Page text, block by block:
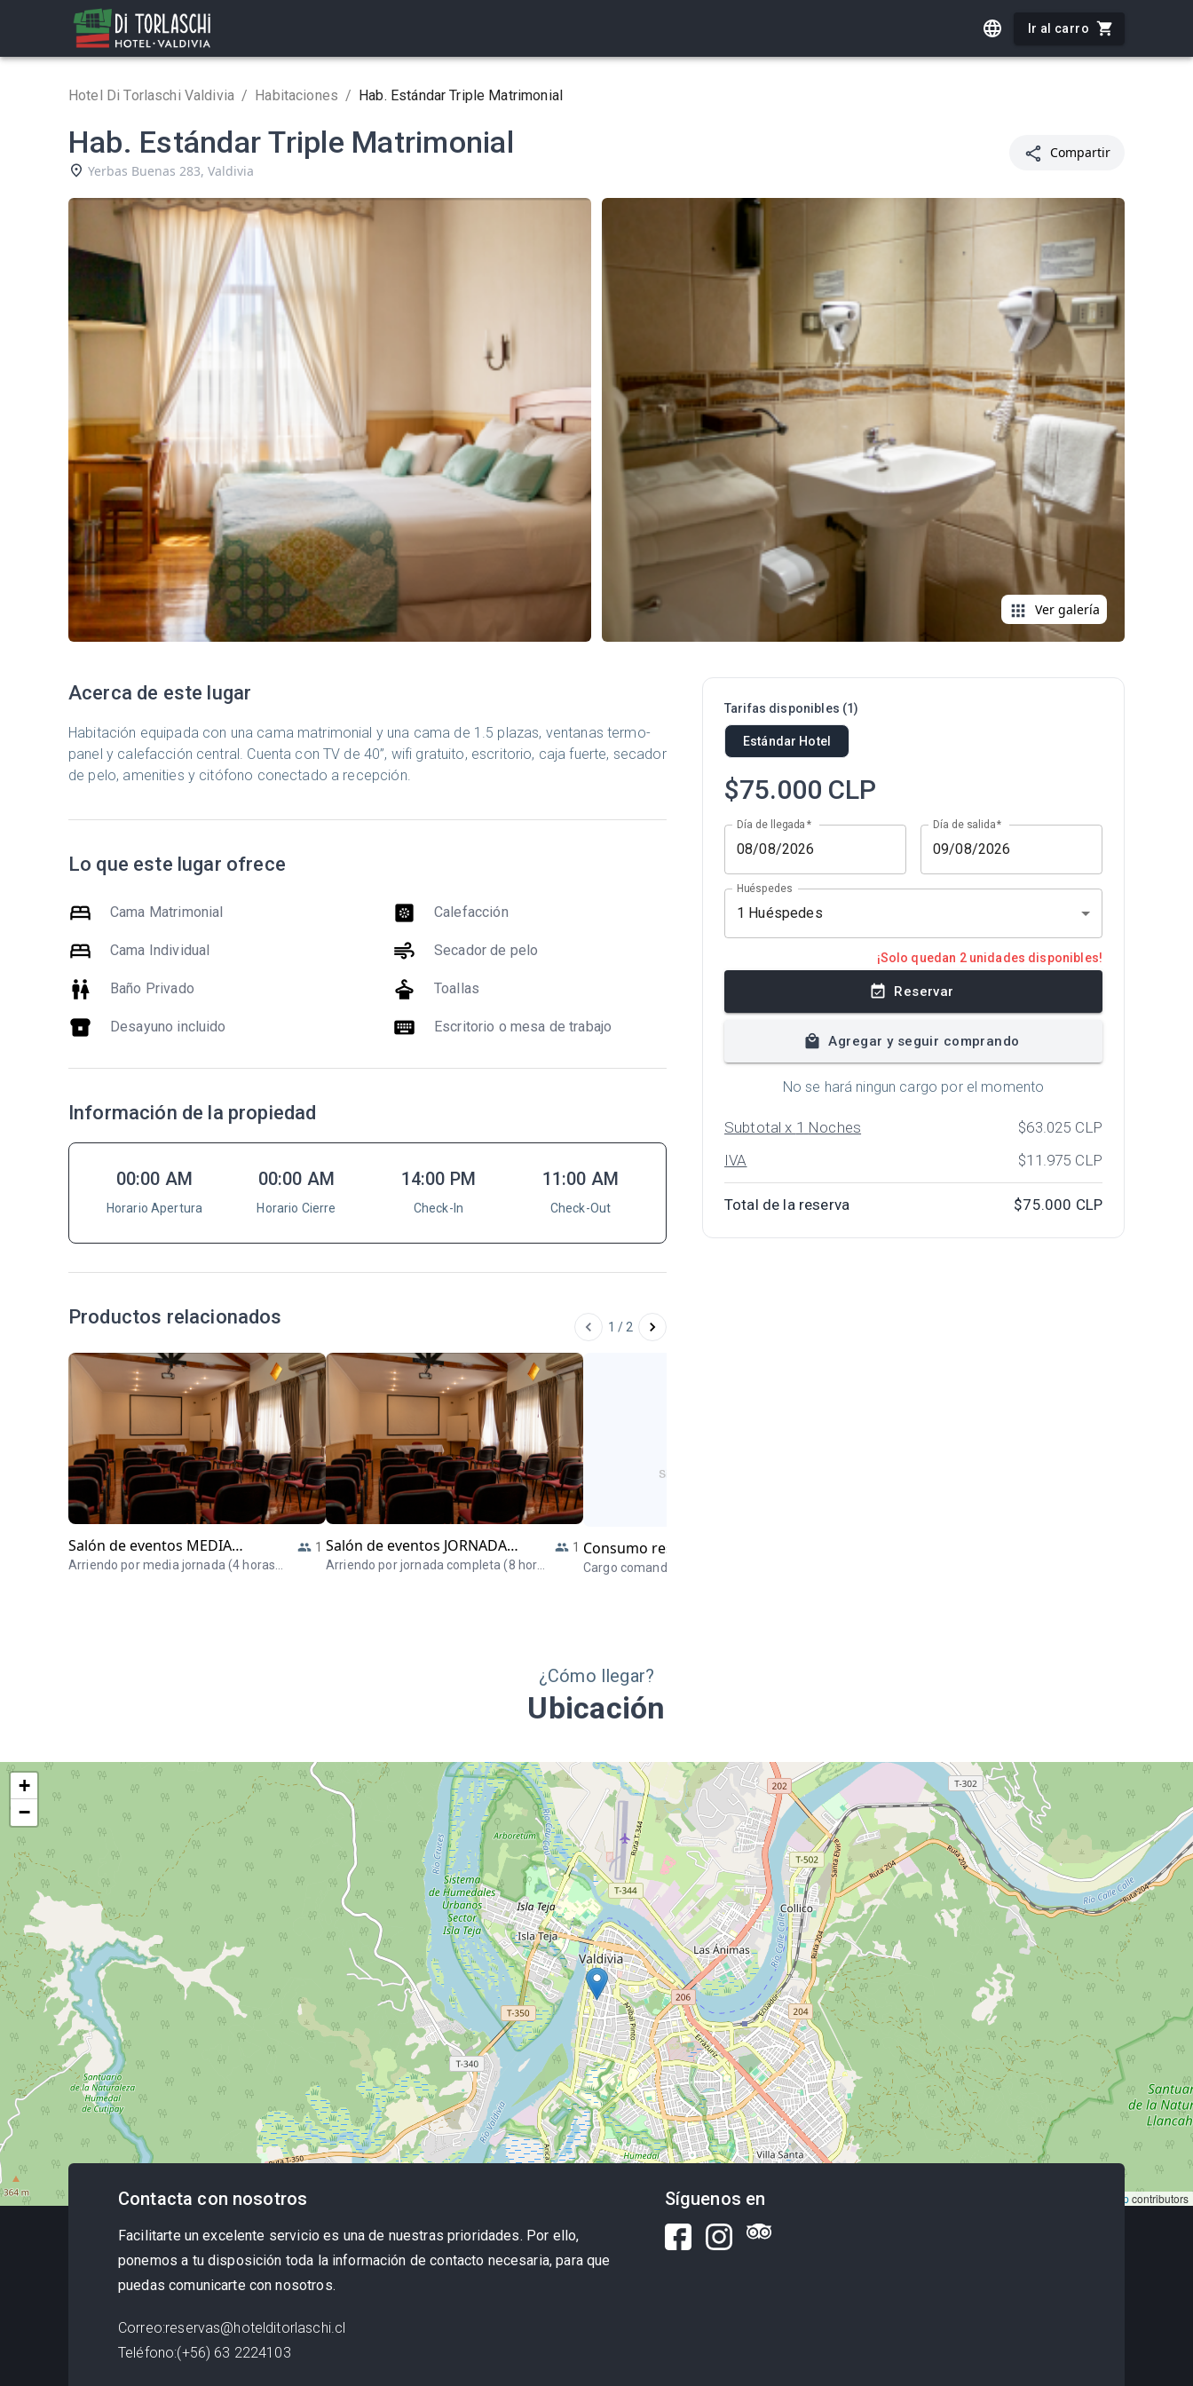
Ir al carro
Hotel Di Torlaschi Valdivia / Habitaciones / Hab. Estándar Triple Matrimonial
Hab. Estándar Triple Matrimonial
Yerbas Buenas 283, Valdivia
Compartir
Ver galería
Acerca de este lugar
Habitación equipada con una cama matrimonial y una cama de 1.5 plazas, ventanas termo-
panel y calefacción central. Cuenta con TV de 40”, wifi gratuito, escritorio, caja fuerte, secador
de pelo, amenities y citófono conectado a recepción.
Lo que este lugar ofrece
bed Cama Matrimonial
bed Cama Individual
wc Baño Privado
breakfast_dining Desayuno incluido
heat_pump Calefacción
air Secador de pelo
dry_cleaning Toallas
keyboard Escritorio o mesa de trabajo
Información de la propiedad
00:00 AM
Horario Apertura
00:00 AM
Horario Cierre
14:00 PM
Check-In
11:00 AM
Check-Out
Productos relacionados 1 / 2
Salón de eventos MEDIA
JORNADA
Arriendo por media jornada (4 horas
1 Salón de eventos JORNADA
COMPLETA
Arriendo por jornada completa (8 horas
universal. Opción de coffee break en el
mismo espacio o en la Trattoria (sujeto
1 Consumo restaurant
Cargo comandas
Tarifas disponibles (1)
Estándar Hotel
$75.000 CLP
Día de llegada * Día de salida*
Huéspedes
1 Huéspedes
¡Solo quedan 2 unidades disponibles!
Reservar
Agregar y seguir comprando
No se hará ningun cargo por el momento
Subtotal x 1 Noches $63.025 CLP
IVA
$11.975 CLP
Total de la reserva $75.000 CLP
¿Cómo llegar?
Ubicación
+
−
OpenStreetMapcontributors
Contacta con nosotros
Facilitarte un excelente servicio es una de nuestras prioridades. Por ello,
ponemos a tu disposición toda la información de contacto necesaria, para que
puedas comunicarte con nosotros.
Correo:reservas@hotelditorlaschi.cl
Teléfono:(+56) 63 2224103
Síguenos en